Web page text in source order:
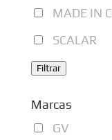
MADE IN
SCALAR
Filtrar
Marcas
GV